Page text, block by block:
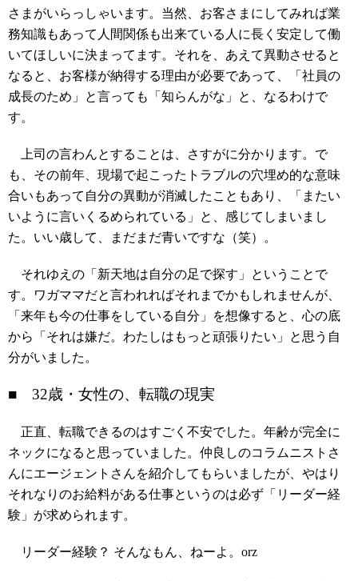
さまがいらっしゃいます。当然、お客さまにしてみれば業
務知識もあって人間関係も出来ている人に長く安定して働
いてほしいに決まってます。それを、あえて異動させると
なると、お客様が納得する理由が必要であって、「社員の
成長のため」と言っても「知らんがな」と、なるわけで
す。
上司の言わんとすることは、さすがに分かります。で
も、その前年、現場で起こったトラブルの穴埋め的な意味
合いもあって自分の異動が消滅したこともあり、「またい
いように言いくるめられている」と、感じてしまいまし
た。いい歳して、まだまだ青いですな（笑）。
それゆえの「新天地は自分の足で探す」ということで
す。ワガママだと言われればそれまでかもしれませんが、
「来年も今の仕事をしている自分」を想像すると、心の底
から「それは嫌だ。わたしはもっと頑張りたい」と思う自
分がいました。
■ 32歳・女性の、転職の現実
正直、転職できるのはすごく不安でした。年齢が完全に
ネックになると思っていました。仲良しのコラムニストさ
んにエージェントさんを紹介してもらいましたが、やはり
それなりのお給料がある仕事というのは必ず「リーダー経
験」が求められます。
リーダー経験？ そんなもん、ねーよ。orz